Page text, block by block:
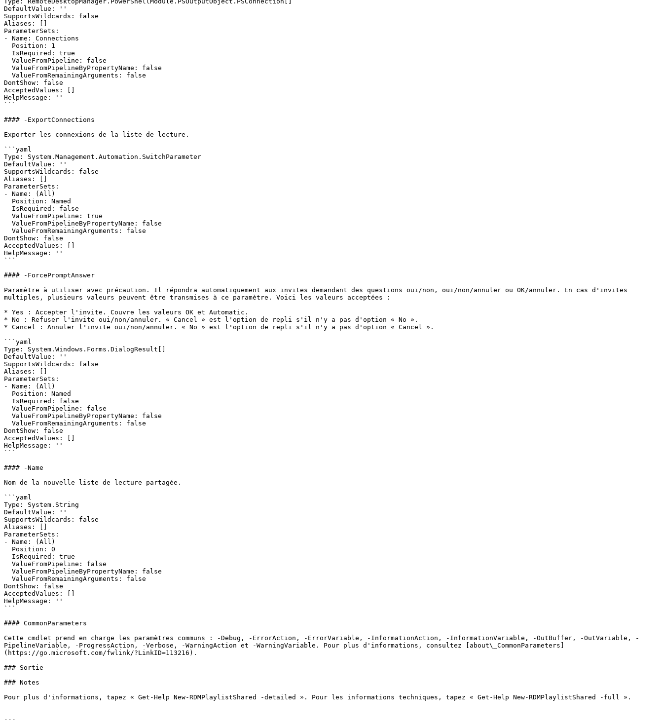
DefaultValue: ''
SupportsWildcards: false
Aliases: []
ParameterSets:
- Name: Connections
DontShow: false
AcceptedValues: []
HelpMessage: ''
```
#### -ExportConnections
Exporter les connexions de la liste de lecture.
```yaml
Type: System.Management.Automation.SwitchParameter
DefaultValue: ''
SupportsWildcards: false
Aliases: []
ParameterSets:
- Name: (All)
DontShow: false
AcceptedValues: []
HelpMessage: ''
```
#### -ForcePromptAnswer
Paramètre à utiliser avec précaution. Il répondra automatiquement aux invites demandant des questions oui/non, oui/non/annuler ou OK/annuler. En cas d'invites
multiples, plusieurs valeurs peuvent être transmises à ce paramètre. Voici les valeurs acceptées :
* Yes : Accepter l'invite. Couvre les valeurs OK et Automatic.
* No : Refuser l'invite oui/non/annuler. « Cancel » est l'option de repli s'il n'y a pas d'option « No ».
* Cancel : Annuler l'invite oui/non/annuler. « No » est l'option de repli s'il n'y a pas d'option « Cancel ».
```yaml
Type: System.Windows.Forms.DialogResult[]
DefaultValue: ''
SupportsWildcards: false
Aliases: []
ParameterSets:
- Name: (All)
DontShow: false
AcceptedValues: []
HelpMessage: ''
```
#### -Name
Nom de la nouvelle liste de lecture partagée.
```yaml
Type: System.String
DefaultValue: ''
SupportsWildcards: false
Aliases: []
ParameterSets:
- Name: (All)
DontShow: false
AcceptedValues: []
HelpMessage: ''
```
#### CommonParameters
Cette cmdlet prend en charge les paramètres communs : -Debug, -ErrorAction, -ErrorVariable, -InformationAction, -InformationVariable, -OutBuffer, -OutVariable, -
PipelineVariable, -ProgressAction, -Verbose, -WarningAction et -WarningVariable. Pour plus d'informations, consultez [about\_CommonParameters]
(https://go.microsoft.com/fwlink/?LinkID=113216).
### Sortie
### Notes
Pour plus d'informations, tapez « Get-Help New-RDMPlaylistShared -detailed ». Pour les informations techniques, tapez « Get-Help New-RDMPlaylistShared -full ».
---